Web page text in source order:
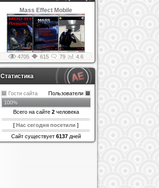
Mass Effect Mobile
4705 615 79 4.6
Статистика
Пользователи
Гости сайта
100%
Всего на сайте 2человека
[ Нас сегодня посетили ]
Сайт существует 6137дней